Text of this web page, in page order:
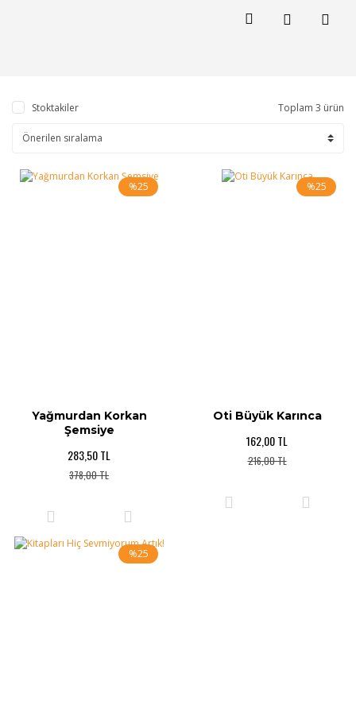
Stoktakiler Toplam 3 ürün
%25
Yağmurdan Korkan
Şemsiye
283,50 TL
378,00 TL
%25
Oti Büyük Karınca
162,00 TL
216,00 TL
%25